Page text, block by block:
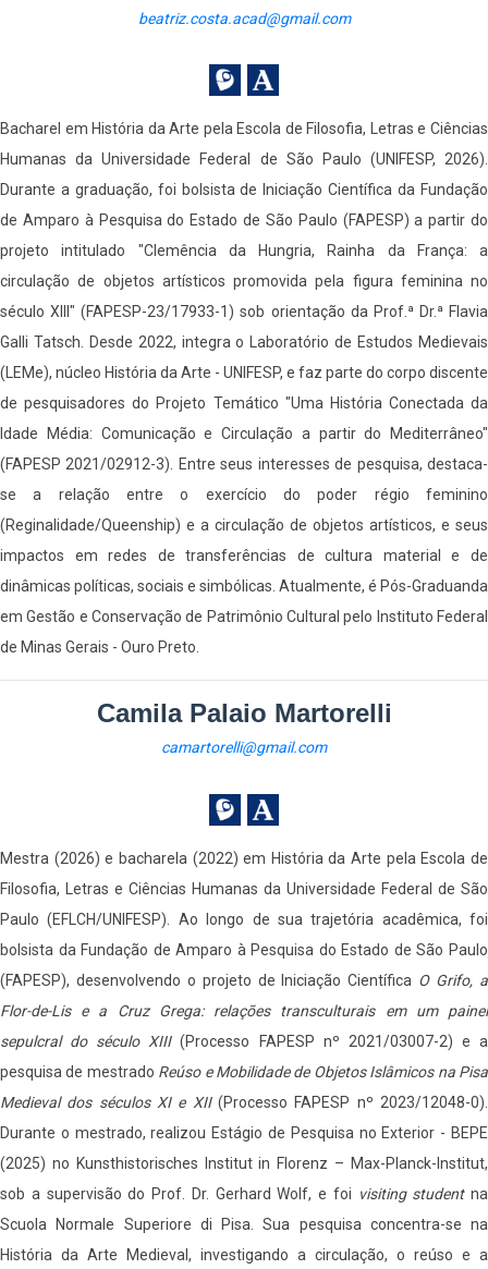
beatriz.costa.acad@gmail.com
Bacharel em História da Arte pela Escola de Filosofia, Letras e Ciências
Humanas da Universidade Federal de São Paulo (UNIFESP, 2026).
Durante a graduação, foi bolsista de Iniciação Científica da Fundação
de Amparo à Pesquisa do Estado de São Paulo (FAPESP) a partir do
projeto intitulado "Clemência da Hungria, Rainha da França: a
circulação de objetos artísticos promovida pela figura feminina no
século XIII" (FAPESP-23/17933-1) sob orientação da Prof.ª Dr.ª Flavia
Galli Tatsch. Desde 2022, integra o Laboratório de Estudos Medievais
(LEMe), núcleo História da Arte - UNIFESP, e faz parte do corpo discente
de pesquisadores do Projeto Temático "Uma História Conectada da
Idade Média: Comunicação e Circulação a partir do Mediterrâneo"
(FAPESP 2021/02912-3). Entre seus interesses de pesquisa, destaca-
se a relação entre o exercício do poder régio feminino
(Reginalidade/Queenship) e a circulação de objetos artísticos, e seus
impactos em redes de transferências de cultura material e de
dinâmicas políticas, sociais e simbólicas. Atualmente, é Pós-Graduanda
em Gestão e Conservação de Patrimônio Cultural pelo Instituto Federal
de Minas Gerais - Ouro Preto.
Camila Palaio Martorelli
camartorelli@gmail.com
Mestra (2026) e bacharela (2022) em História da Arte pela Escola de
Filosofia, Letras e Ciências Humanas da Universidade Federal de São
Paulo (EFLCH/UNIFESP). Ao longo de sua trajetória acadêmica, foi
bolsista da Fundação de Amparo à Pesquisa do Estado de São Paulo
(FAPESP), desenvolvendo o projeto de Iniciação Científica O Grifo, a
Flor-de-Lis e a Cruz Grega: relações transculturais em um painel
sepulcral do século XIII(Processo FAPESP nº 2021/03007-2) e a
pesquisa de mestrado Reúso e Mobilidade de Objetos Islâmicos na Pisa
Medieval dos séculos XI e XII (Processo FAPESP nº 2023/12048-0).
Durante o mestrado, realizou Estágio de Pesquisa no Exterior - BEPE
(2025) no Kunsthistorisches Institut in Florenz – Max-Planck-Institut,
sob a supervisão do Prof. Dr. Gerhard Wolf, e foi visiting studentna
Scuola Normale Superiore di Pisa. Sua pesquisa concentra-se na
História da Arte Medieval, investigando a circulação, o reúso e a